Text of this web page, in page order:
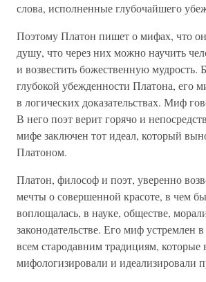
слова, исполненные глубочайшего
Поэтому Платон пишет о мифах, что
душу, что через них можно научить
и возвестить божественную мудрость.
глубокой убежденности Платона, его
в логических доказательствах. Миф
В него поэт верит горячо и
мифе заключен тот идеал, который
Платоном.
Платон, философ и поэт, уверенно
мечты о совершенной красоте, в чем
воплощалась, в науке, обществе,
законодательстве. Его миф устремлен
всем стародавним традициям, которые
мифологизировали и идеализировали